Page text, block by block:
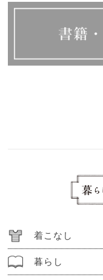
着こなし
暮らし